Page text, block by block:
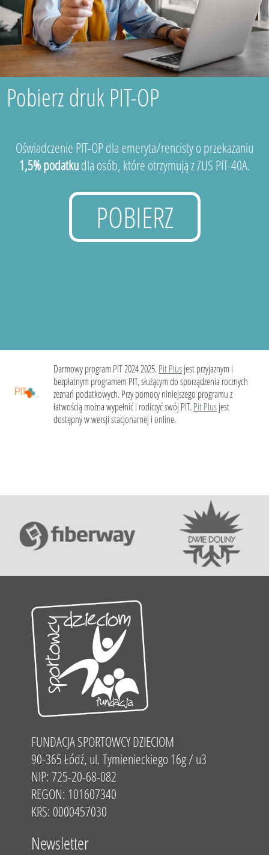
Pobierz druk PIT-OP
Oświadczenie PIT-OP dla emeryta/rencisty o przekazaniu
1,5% podatkudla osób, które otrzymują z ZUS PIT-40A.
POBIERZ
Darmowy program PIT 2024 2025.Pit Plusjest przyjaznym i
bezpłatnym programem PIT, służącym do sporządzenia rocznych
zeznań podatkowych. Przy pomocy niniejszego programu z
łatwością można wypełnić i rozliczyć swój PIT.Pit Plusjest
dostępny w wersji stacjonarnej i online.
FUNDACJA SPORTOWCY DZIECIOM
90-365 Łódź, ul. Tymienieckiego 16g / u3
NIP: 725-20-68-082
REGON: 101607340
KRS: 0000457030
Newsletter